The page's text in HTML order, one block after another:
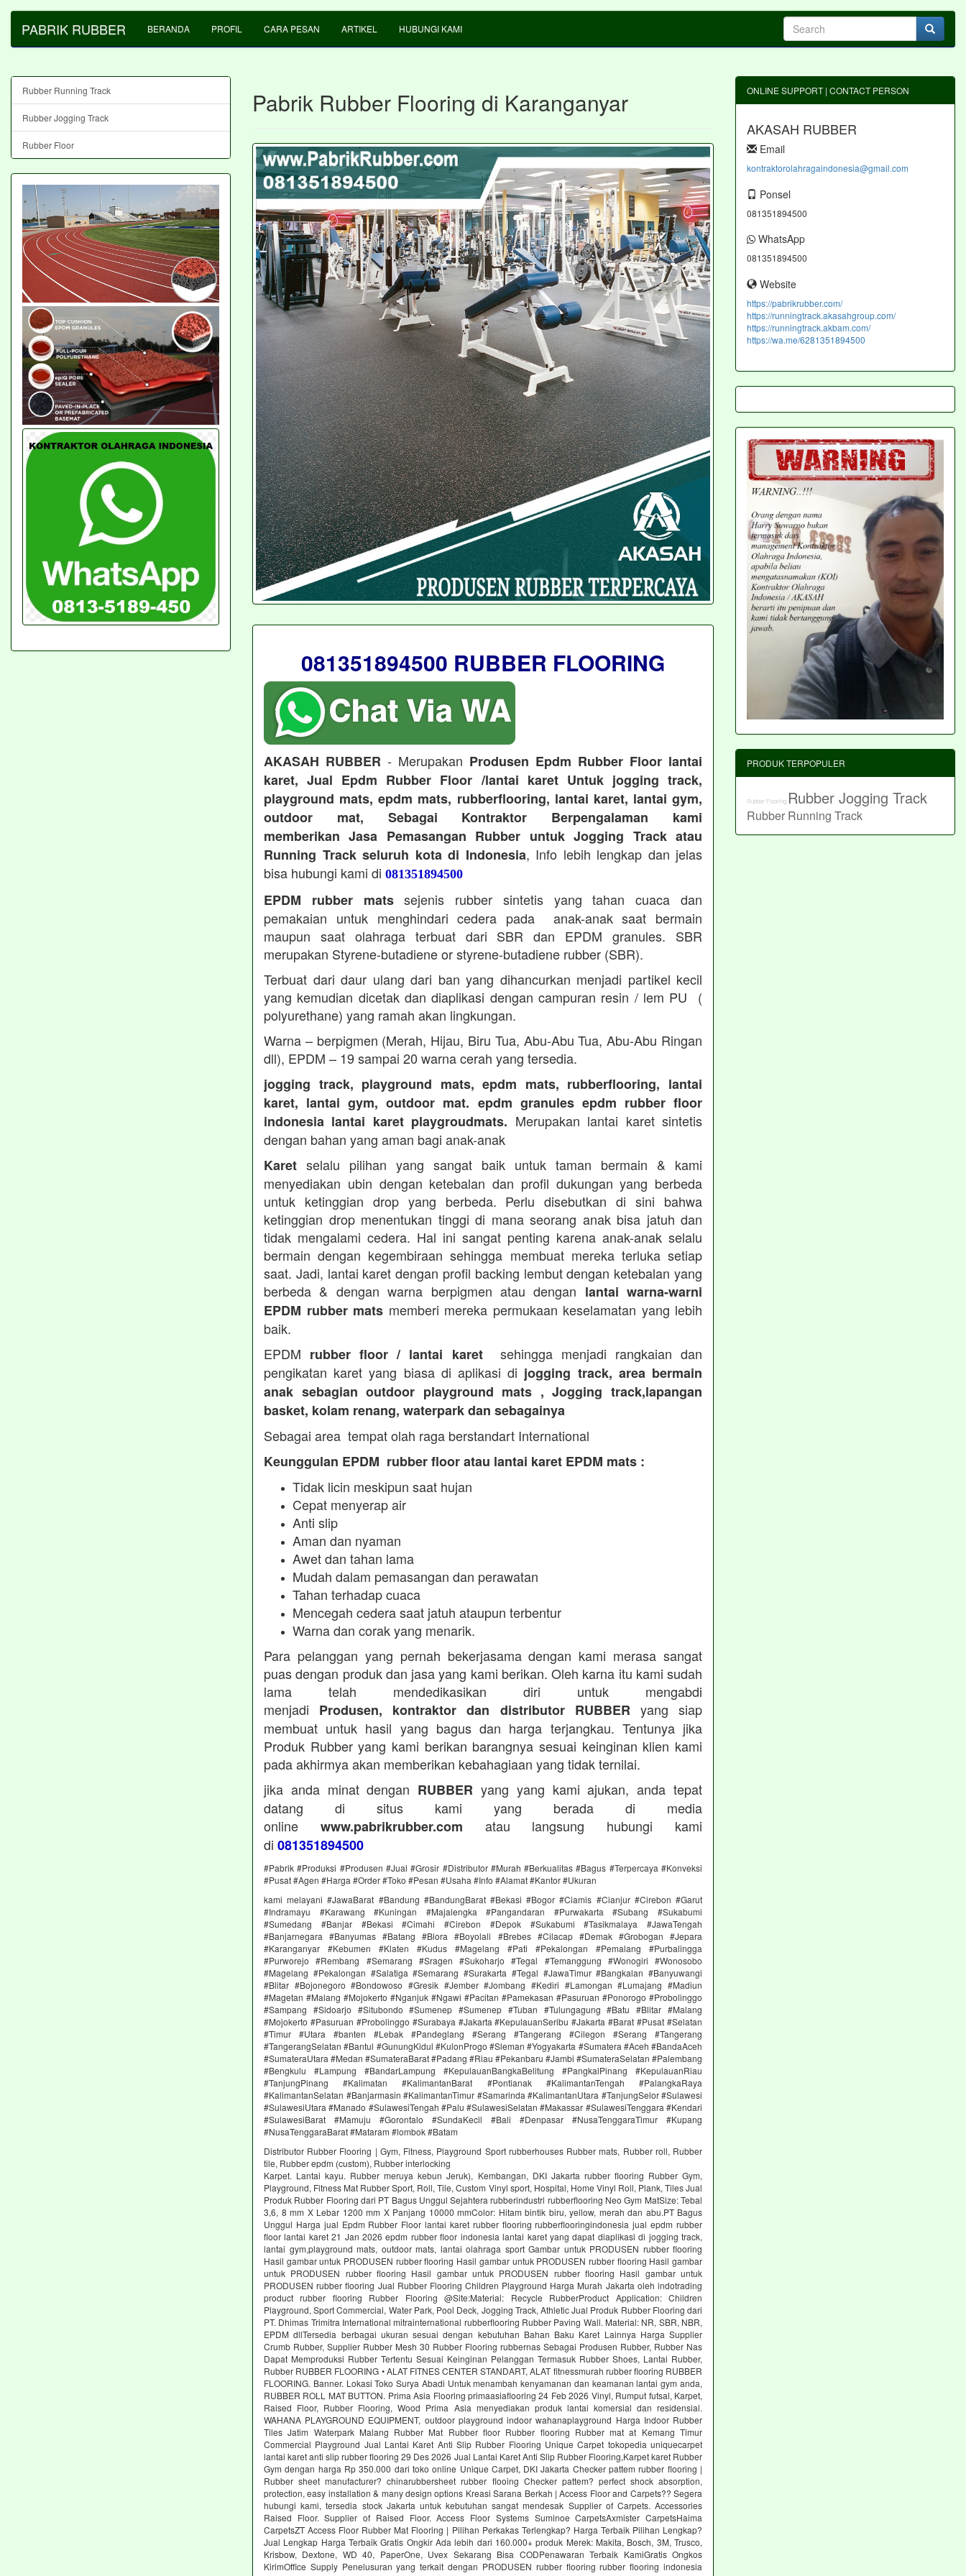
PABRIK RUBBER BERANDA PROFIL CARA PESAN ARTIKEL HUBUNGI KAMI
Pabrik Rubber Flooring di Karanganyar
081351894500 RUBBER FLOORING
AKASAH RUBBER - Merupakan Produsen Epdm Rubber Floor lantai
karet, Jual Epdm Rubber Floor /lantai karet Untuk jogging track,
playground mats, epdm mats, rubberflooring, lantai karet, lantai gym,
outdoor mat, Sebagai Kontraktor Berpengalaman kami
memberikan Jasa Pemasangan Rubber untuk Jogging Track atau
Running Track seluruh kota di Indonesia, Info lebih lengkap dan jelas
bisa hubungi kami di 081351894500
EPDM rubber matssejenis rubber sintetis yang tahan cuaca dan
pemakaian untuk menghindari cedera pada anak-anak saat bermain
maupun saat olahraga terbuat dari SBR dan EPDM granules. SBR
merupakan Styrene-butadiene or styrene-butadiene rubber (SBR).
Terbuat dari daur ulang dari ban yang dihancurkan menjadi partikel kecil
yang kemudian dicetak dan diaplikasi dengan campuran resin / lem PU (
polyurethane) yang ramah akan lingkungan.
Warna – berpigmen (Merah, Hijau, Biru Tua, Abu-Abu Tua, Abu-Abu Ringan
dll), EPDM – 19 sampai 20 warna cerah yang tersedia.
jogging track, playground mats, epdm mats, rubberflooring, lantai
karet, lantai gym, outdoor mat. epdm granules epdm rubber floor
indonesia lantai karet playgroudmats. Merupakan lantai karet sintetis
dengan bahan yang aman bagi anak-anak
Karet selalu pilihan yang sangat baik untuk taman bermain & kami
menyediakan ubin dengan ketebalan dan profil dukungan yang berbeda
untuk ketinggian drop yang berbeda. Perlu disebutkan di sini bahwa
ketinggian drop menentukan tinggi di mana seorang anak bisa jatuh dan
tidak mengalami cedera. Hal ini sangat penting karena anak-anak selalu
bermain dengan kegembiraan sehingga membuat mereka terluka setiap
saat. Jadi, lantai karet dengan profil backing lembut dengan ketebalan yang
berbeda & dengan warna berpigmen atau dengan lantai warna-warni
EPDM rubber mats memberi mereka permukaan keselamatan yang lebih
baik.
EPDM rubber floor / lantai karetsehingga menjadi rangkaian dan
pengikatan karet yang biasa di aplikasi di jogging track, area bermain
anak sebagian outdoor playground mats , Jogging track,lapangan
basket, kolam renang, waterpark dan sebagainya
Sebagai area tempat olah raga berstandart International
Keunggulan EPDM rubber floor atau lantai karet EPDM mats :
Tidak licin meskipun saat hujan
Cepat menyerap air
Anti slip
Aman dan nyaman
Awet dan tahan lama
Mudah dalam pemasangan dan perawatan
Tahan terhadap cuaca
Mencegah cedera saat jatuh ataupun terbentur
Warna dan corak yang menarik.
Para pelanggan yang pernah bekerjasama dengan kami merasa sangat
puas dengan produk dan jasa yang kami berikan. Oleh karna itu kami sudah
lama telah mendedikasikan diri untuk mengabdi
menjadi Produsen, kontraktor dan distributor RUBBER yang siap
membuat untuk hasil yang bagus dan harga terjangkau. Tentunya jika
Produk Rubber yang kami berikan barangnya sesuai keinginan klien kami
pada akhirmya akan memberikan kebahagiaan yang tidak ternilai.
jika anda minat dengan RUBBER yang yang kami ajukan, anda tepat
datang di situs kami yang berada di media
online www.pabrikrubber.com atau langsung hubungi kami
di 081351894500
#Pabrik #Produksi #Produsen #Jual #Grosir #Distributor #Murah #Berkualitas #Bagus #Terpercaya #Konveksi
#Pusat #Agen #Harga #Order #Toko #Pesan #Usaha #Info #Alamat #Kantor #Ukuran
kami melayani #JawaBarat #Bandung #BandungBarat #Bekasi #Bogor #Ciamis #Cianjur #Cirebon #Garut
#Indramayu #Karawang #Kuningan #Majalengka #Pangandaran #Purwakarta #Subang #Sukabumi
#Sumedang #Banjar #Bekasi #Cimahi #Cirebon #Depok #Sukabumi #Tasikmalaya #JawaTengah
#Banjarnegara #Banyumas #Batang #Blora #Boyolali #Brebes #Cilacap #Demak #Grobogan #Jepara
#Karanganyar #Kebumen #Klaten #Kudus #Magelang #Pati #Pekalongan #Pemalang #Purbalingga
#Purworejo #Rembang #Semarang #Sragen #Sukoharjo #Tegal #Temanggung #Wonogiri #Wonosobo
#Magelang #Pekalongan #Salatiga #Semarang #Surakarta #Tegal #JawaTimur #Bangkalan #Banyuwangi
#Blitar #Bojonegoro #Bondowoso #Gresik #Jember #Jombang #Kediri #Lamongan #Lumajang #Madiun
#Magetan #Malang #Mojokerto #Nganjuk #Ngawi #Pacitan #Pamekasan #Pasuruan #Ponorogo #Probolinggo
#Sampang #Sidoarjo #Situbondo #Sumenep #Sumenep #Tuban #Tulungagung #Batu #Blitar #Malang
#Mojokerto #Pasuruan #Probolinggo #Surabaya #Jakarta #KepulauanSeribu #Jakarta #Barat #Pusat #Selatan
#Timur #Utara #banten #Lebak #Pandeglang #Serang #Tangerang #Cilegon #Serang #Tangerang
#TangerangSelatan #Bantul #GunungKidul #KulonProgo #Sleman #Yogyakarta #Sumatera #Aceh #BandaAceh
#SumateraUtara #Medan #SumateraBarat #Padang #Riau #Pekanbaru #Jambi #SumateraSelatan #Palembang
#Bengkulu #Lampung #BandarLampung #KepulauanBangkaBelitung #PangkalPinang #KepulauanRiau
#TanjungPinang #Kalimatan #KalimantanBarat #Pontianak #KalimantanTengah #PalangkaRaya
#KalimantanSelatan #Banjarmasin #KalimantanTimur #Samarinda #KalimantanUtara #TanjungSelor #Sulawesi
#SulawesiUtara #Manado #SulawesiTengah #Palu #SulawesiSelatan #Makassar #SulawesiTenggara #Kendari
#SulawesiBarat #Mamuju #Gorontalo #SundaKecil #Bali #Denpasar #NusaTenggaraTimur #Kupang
#NusaTenggaraBarat #Mataram #lombok #Batam
Distributor Rubber Flooring | Gym, Fitness, Playground Sport rubberhouses Rubber mats, Rubber roll, Rubber
tile, Rubber epdm (custom), Rubber interlocking
Karpet. Lantai kayu. Rubber meruya kebun Jeruk), Kembangan, DKI Jakarta rubber flooring Rubber Gym,
Playground, Fitness Mat Rubber Sport, Roll, Tile, Custom Vinyl sport, Hospital, Home Vinyl Roll, Plank, Tiles Jual
Produk Rubber Flooring dari PT Bagus Unggul Sejahtera rubberindustri rubberflooring Neo Gym MatSize: Tebal
3,6, 8 mm X Lebar 1200 mm X Panjang 10000 mmColor: Hitam bintik biru, yellow, merah dan abu.PT Bagus
Unggul Harga jual Epdm Rubber Floor lantai karet rubber flooring rubberflooringindonesia jual epdm rubber
floor lantai karet 21 Jan 2026 epdm rubber floor indonesia lantai karet yang dapat diaplikasi di jogging track,
lantai gym,playground mats, outdoor mats, lantai olahraga sport Gambar untuk PRODUSEN rubber flooring
Hasil gambar untuk PRODUSEN rubber flooring Hasil gambar untuk PRODUSEN rubber flooring Hasil gambar
untuk PRODUSEN rubber flooring Hasil gambar untuk PRODUSEN rubber flooring Hasil gambar untuk
PRODUSEN rubber flooring Jual Rubber Flooring Children Playground Harga Murah Jakarta oleh indotrading
product rubber flooring Rubber Flooring @Site:Material: Recycle RubberProduct Application: Children
Playground, Sport Commercial, Water Park, Pool Deck, Jogging Track, Athletic Jual Produk Rubber Flooring dari
PT. Dhimas Trimitra International mitrainternational rubberflooring Rubber Paving Wall. Material: NR, SBR, NBR,
EPDM dllTersedia berbagai ukuran sesuai dengan kebutuhan Bahan Baku Karet Lainnya Harga Supplier
Crumb Rubber, Supplier Rubber Mesh 30 Rubber Flooring rubbernas Sebagai Produsen Rubber, Rubber Nas
Dapat Memproduksi Rubber Tertentu Sesuai Keinginan Pelanggan Termasuk Rubber Shoes, Lantai Rubber,
Rubber RUBBER FLOORING • ALAT FITNES CENTER STANDART, ALAT fitnessmurah rubber flooring RUBBER
FLOORING. Banner. Lokasi Toko Surya Abadi Untuk menambah kenyamanan dan keamanan lantai gym anda,
RUBBER ROLL MAT BUTTON. Prima Asia Flooring primaasiaflooring 24 Feb 2026 Vinyl, Rumput futsal, Karpet,
Raised Floor, Rubber Flooring, Wood Prima Asia menyediakan produk lantai komersial dan residensial.
WAHANA PLAYGROUND EQUIPMENT, outdoor playground indoor wahanaplayground Harga Indoor Rubber
Tiles Jatim Waterpark Malang Rubber Mat Rubber floor Rubber flooring Rubber mat at Kemang Timur
Commercial Playground Jual Lantai Karet Anti Slip Rubber Flooring Unique Carpet tokopedia uniquecarpet
lantai karet anti slip rubber flooring 29 Des 2026 Jual Lantai Karet Anti Slip Rubber Flooring,Karpet karet Rubber
Gym dengan harga Rp 350.000 dari toko online Unique Carpet, DKI Jakarta Checker pattem rubber flooring |
Rubber sheet manufacturer? chinarubbersheet rubber flooing Checker pattem? perfect shock absorption,
protection, easy installation & many design options Kreasi Sarana Berkah | Access Floor and Carpets?? Segera
hubungi kami, tersedia stock Jakarta untuk kebutuhan sangat mendesak Supplier of Carpets. Accessories
Raised Floor. Supplier of Raised Floor. Access Floor Systems Suminoe CarpetsAxmister CarpetsHaima
CarpetsZT Access Floor Rubber Mat Flooring | Pilihan Perkakas Terlengkap? Harga Terbaik Pilihan Lengkap?
Jual Lengkap Harga Terbaik Gratis Ongkir Ada lebih dari 160.000+ produk Merek: Makita, Bosch, 3M, Trusco,
Krisbow, Dextone, WD 40, PaperOne, Uvex Sekarang Bisa CODPenawaran Terbaik KamiGratis Ongkos
KirimOffice Supply Penelusuran yang terkait dengan PRODUSEN rubber flooring rubber flooring indonesia
Rubber Running Track
Rubber Jogging Track
Rubber Floor
ONLINE SUPPORT | CONTACT PERSON
AKASAH RUBBER
Email
kontraktorolahragaindonesia@gmail.com
Ponsel
081351894500
WhatsApp
081351894500
Website
https://pabrikrubber.com/
https://runningtrack.akasahgroup.com/
https://runningtrack.akbam.com/
https://wa.me/6281351894500
PRODUK TERPOPULER
Rubber Flooring Rubber Jogging Track
Rubber Running Track